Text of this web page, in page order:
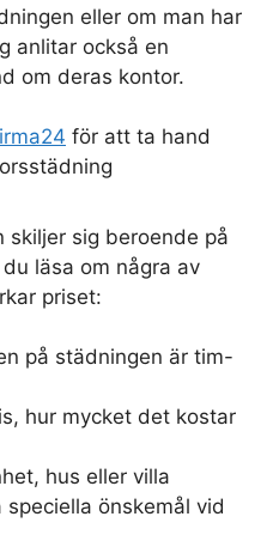
eller om man har
anlitar också en
om deras kontor.
för att ta hand
skiljer sig beroende på
läsa om några av
priset:
på städningen är tim-
hur mycket det kostar
hus eller villa
speciella önskemål vid